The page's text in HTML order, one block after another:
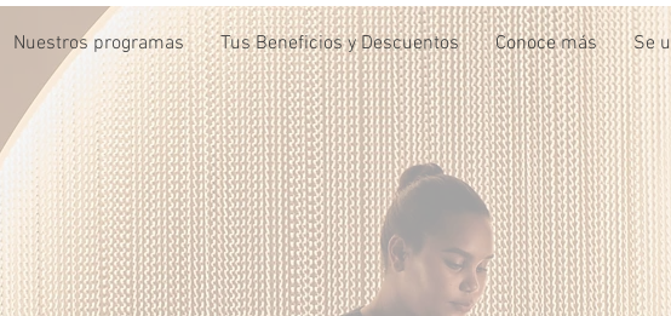
Nuestros programas Tus Beneficios y Descuentos Conoce más Se